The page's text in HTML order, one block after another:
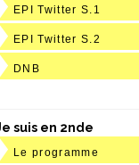
EPI Twitter S.1
EPI Twitter S.2
DNB
suis en 2nde
Le programme